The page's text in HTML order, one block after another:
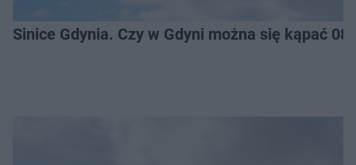
Sinice Gdynia. Czy w Gdyni można się kąpać